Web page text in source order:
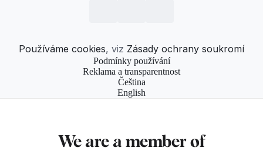
Používáme cookies, viz Zásady ochrany soukromí
Podmínky používání
Reklama a transparentnost
Čeština
English
We are a member of